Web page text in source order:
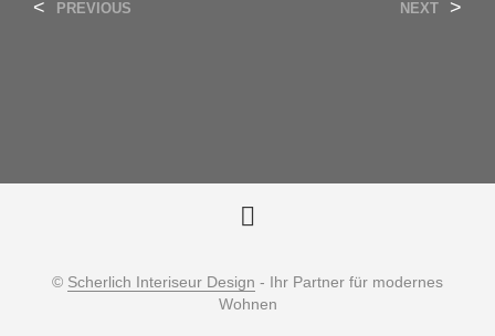
< PREVIOUS NEXT >
© Scherlich Interiseur Design - Ihr Partner für modernes
Wohnen